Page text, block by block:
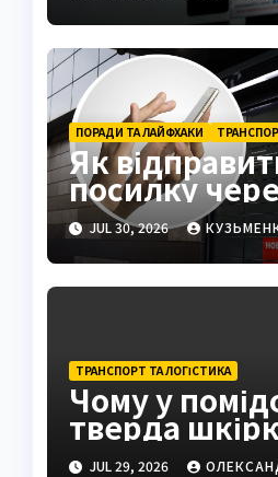
ПОРАДИ ТА ЛАЙФХАКИ
Як
посилку
поштомат:
інструкція
JUL 30, 2026
ТРАНСПОРТ ТА ЛОГІСТИКА
Чому у
тверда
виправити
JUL 29, 2026